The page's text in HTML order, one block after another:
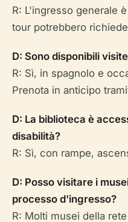
R: L'ingresso generale
tour potrebbero
D: Sono disponibili
R: Sì, in spagnolo e
Prenota in anticipo
D: La biblioteca è
disabilità?
R: Sì, con rampe,
D: Posso visitare i
processo d'ingresso?
R: Molti musei della